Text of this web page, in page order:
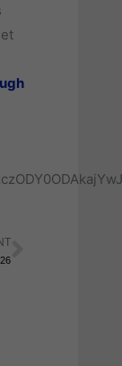
Suivant